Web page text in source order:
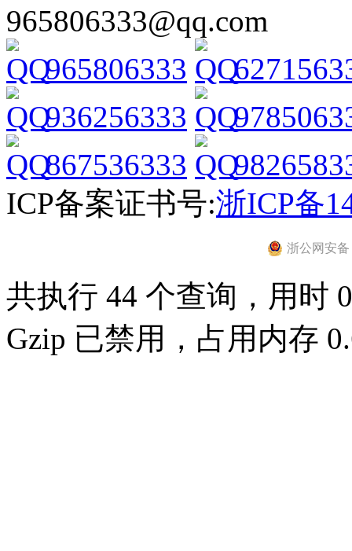
965806333@qq.com
965806333
936256333
867536333
ICP备案证书号:浙ICP备
浙公网安备
共执行 44 个查询，用时
Gzip 已禁用，占用内存